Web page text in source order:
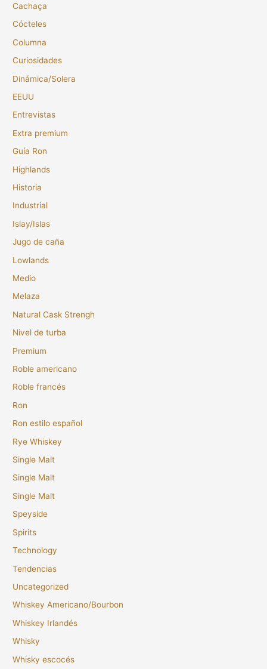
Cachaça
Cócteles
Columna
Curiosidades
Dinámica/Solera
EEUU
Entrevistas
Extra premium
Guía Ron
Highlands
Historia
Industrial
Islay/Islas
Jugo de caña
Lowlands
Medio
Melaza
Natural Cask Strengh
Nivel de turba
Premium
Roble americano
Roble francés
Ron
Ron estilo español
Rye Whiskey
Single Malt
Single Malt
Single Malt
Speyside
Spirits
Technology
Tendencias
Uncategorized
Whiskey Americano/Bourbon
Whiskey Irlandés
Whisky
Whisky escocés